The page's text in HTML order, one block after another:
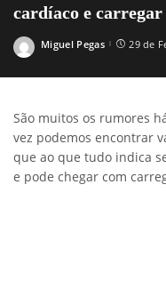
cardíaco e carregar
Posted
Miguel Pegas 29 de
São muitos os rumores
vez podemos encontrar
que ao que tudo indica
e pode chegar com